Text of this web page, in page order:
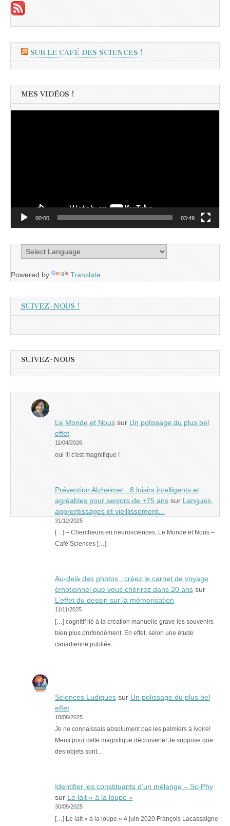
SUR LE CAFÉ DES SCIENCES !
MES VIDÉOS !
00:00 03:49
Powered by Translate
SUIVEZ-NOUS !
SUIVEZ-NOUS
Le Monde et Noussur Un polissage du plus bel
effet
11/04/2026
oui !!! c'est magnifique !
Prévention Alzheimer : 8 loisirs intelligents et
agréables pour seniors de +75 anssur Langues,
apprentissages et vieillissement…
31/12/2025
[…] – Chercheurs en neurosciences, Le Monde et Nous –
Café Sciences […]
Au-delà des photos : créez le carnet de voyage
émotionnel que vous chérirez dans 20 anssur
L’effet du dessin sur la mémorisation
11/11/2025
[…] cognitif lié à la création manuelle grave les souvenirs
bien plus profondément. En effet, selon une étude
canadienne publiée…
Sciences Ludiquessur Un polissage du plus bel
effet
18/08/2025
Je ne connaissais absolument pas les palmiers à ivoire!
Merci pour cette magnifique découverte! Je suppose que
des objets sont…
Identifier les constituants d’un mélange – Sc-Phy
sur Le lait « à la loupe »
30/05/2025
[…] Le lait « à la loupe » 4 juin 2020 François Lacassaigne